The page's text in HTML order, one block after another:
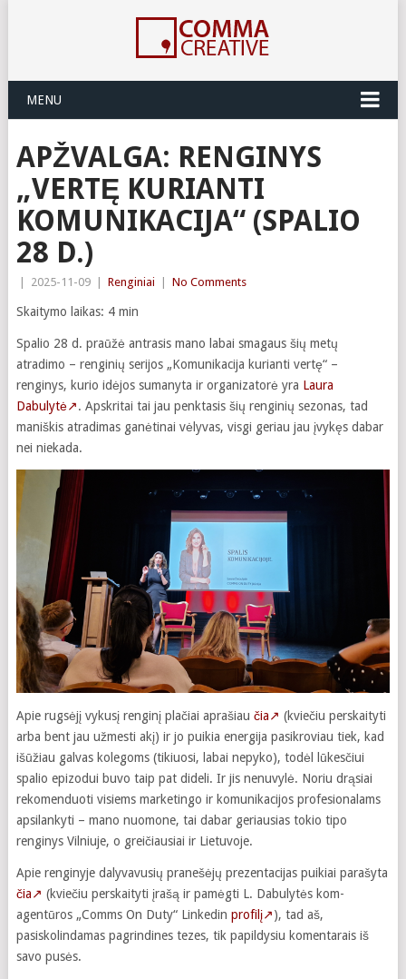
MENU
APŽVALGA: RENGINYS
„VERTĘ KURIANTI
KOMUNIKACIJA“ (SPALIO
28 D.)
2025-11-09 Renginiai No Comments
Skaitymo laikas: 4 min
Spalio 28 d. praūžė antrasis mano labai smagaus šių metų
atradimo – renginių serijos „Komunikacija kurianti vertę“ –
renginys, kurio idėjos sumanyta ir organizatorė yra Laura
Dabulytė↗. Apskritai tai jau penktasis šių renginių sezonas, tad
maniškis atradimas ganėtinai vėlyvas, visgi geriau jau įvykęs dabar
nei niekada.
Apie rugsėjį vykusį renginį plačiai aprašiau čia↗ (kviečiu perskaityti
arba bent jau užmesti akį) ir jo puikia energija pasikroviau tiek, kad
išūžiau galvas kolegoms (tikiuosi, labai nepyko), todėl lūkesčiui
spalio epizodui buvo taip pat dideli. Ir jis nenuvylė. Noriu drąsiai
rekomenduoti visiems marketingo ir komunikacijos profesionalams
apsilankyti – mano nuomone, tai dabar geriausias tokio tipo
renginys Vilniuje, o greičiausiai ir Lietuvoje.
Apie renginyje dalyvavusių pranešėjų prezentacijas puikiai parašyta
čia↗ (kviečiu perskaityti įrašą ir pamėgti L. Dabulytės kom-
agentūros „Comms On Duty“ Linkedin profilį↗), tad aš,
pasiskolindamas pagrindines tezes, tik papildysiu komentarais iš
savo pusės.